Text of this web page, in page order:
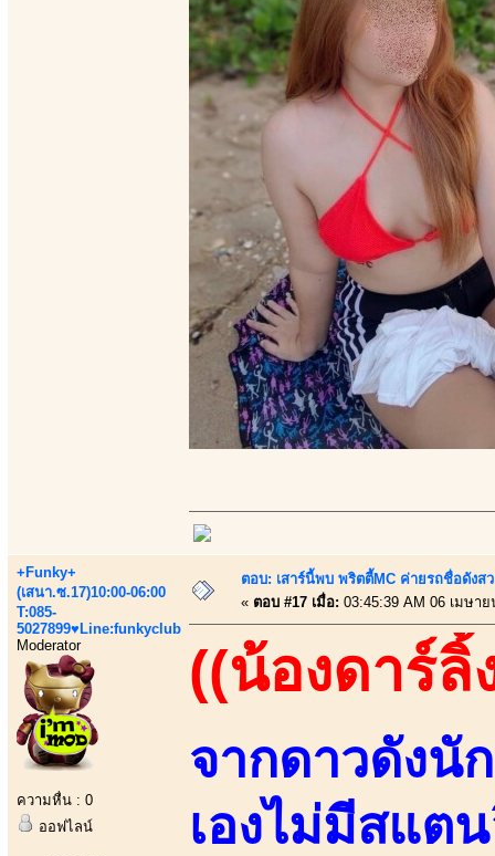
+Funky+
(เสนา.ซ.17)10:00-06:00
T:085-
5027899♥Line:funkyclub
Moderator
ความหื่น : 0
ออฟไลน์
ตอบ: เสาร์นี้พบ พริตตี้MC ค่ายรถชื่อดังส
« ตอบ #17 เมื่อ: 03:45:39 AM 06 เมษาย
((น้องดาร์ลิ้
จากดาวดังนั
เองไม่มีสแต